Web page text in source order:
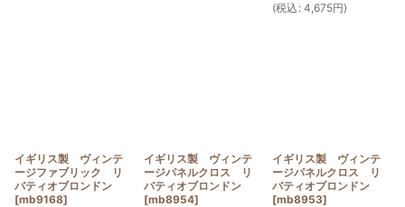
(税込 : 4,675円)
イギリス製 ヴィンテ
ージファブリック リ
バティオブロンドン
[mb9168]
イギリス製 ヴィンテ
ージパネルクロス リ
バティオブロンドン
[mb8954]
イギリス製 ヴィンテ
ージパネルクロス リ
バティオブロンドン
[mb8953]